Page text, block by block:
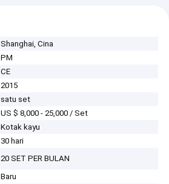
Shanghai, Cina
PM
CE
2015
satu set
US $ 8,000 - 25,000 / Set
Kotak kayu
30 hari
20 SET PER BULAN
Baru